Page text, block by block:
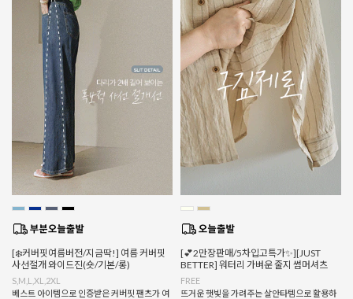
[❄️커버핏여름버전/지금딱!] 여름 커버핏
사선절개 와이드진(숏/기본/롱)
S,M,L,XL,2XL
베스트 아이템으로 인증받은 커버핏 팬츠가 여
[💕2만장판매/5차입고특가✨][JUST
BETTER] 워터리 가벼운 줄지 썸머셔츠
FREE
뜨거운 햇빛을 가려주는 살안타템으로 활용하